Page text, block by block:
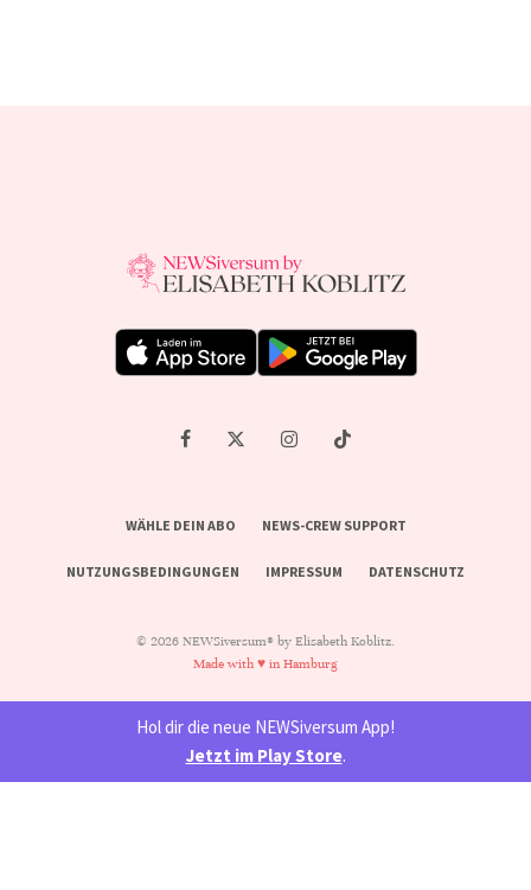
WÄHLE DEIN ABO NEWS-CREW SUPPORT
NUTZUNGSBEDINGUNGEN IMPRESSUM DATENSCHUTZ
© 2026 NEWSiversum® by Elisabeth Koblitz.
Made with ♥ in Hamburg
Hol dir die neue NEWSiversum App!
Jetzt im Play Store.